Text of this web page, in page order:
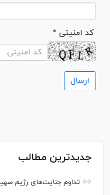
* کد امنیتی
جدیدترین مطالب
تداوم جنایت‌های رژیم